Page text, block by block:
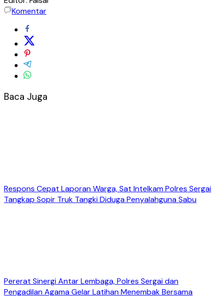
Komentar
Baca Juga
Respons Cepat Laporan Warga, Sat Intelkam Polres Sergai
Tangkap Sopir Truk Tangki Diduga Penyalahguna Sabu
Pererat Sinergi Antar Lembaga, Polres Sergai dan
Pengadilan Agama Gelar Latihan Menembak Bersama